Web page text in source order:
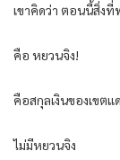
เขาคิดว่า ตอนนี้สิ่งที่
คือ หยวนจิง!
คือสกุลเงินของเขต
ไม่มีหยวนจิง